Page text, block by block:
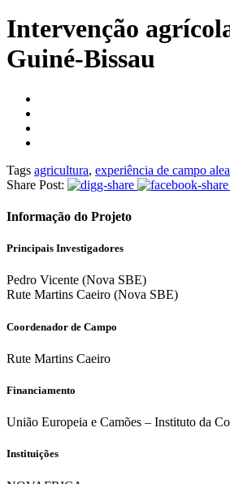
Intervenção
Guiné-Bissau
Tags agricultura, experiência de campo
Share Post:
Informação do Projeto
Principais Investigadores
Pedro Vicente (Nova SBE)
Rute Martins Caeiro (Nova SBE)
Coordenador de Campo
Rute Martins Caeiro
Financiamento
União Europeia e Camões – Instituto da
Instituições